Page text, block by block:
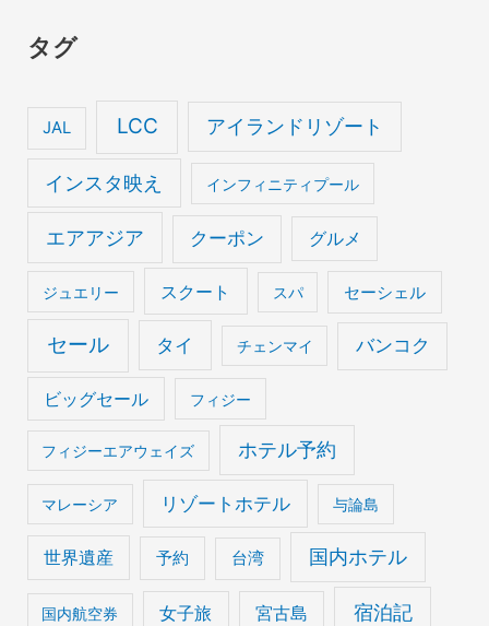
イ
タグ
JAL LCC アイランドリゾート
インスタ映え インフィニティプール
エアアジア クーポン グルメ
ジュエリー スクート スパ セーシェル
セール タイ チェンマイ バンコク
ビッグセール フィジー
フィジーエアウェイズ ホテル予約
マレーシア リゾートホテル 与論島
世界遺産 予約 台湾 国内ホテル
国内航空券 女子旅 宮古島 宿泊記